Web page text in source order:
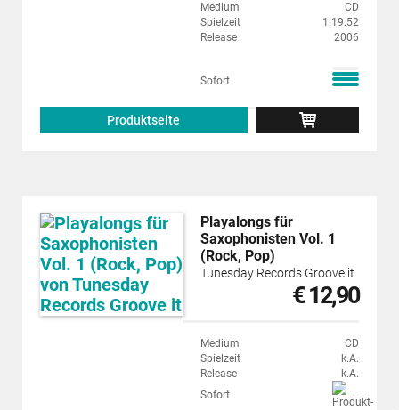
Medium
CD
Spielzeit
1:19:52
Release
2006
Sofort
Produktseite
Playalongs für
Saxophonisten Vol. 1
(Rock, Pop)
Tunesday Records Groove it
€ 12,90
Medium
CD
Spielzeit
k.A.
Release
k.A.
Sofort